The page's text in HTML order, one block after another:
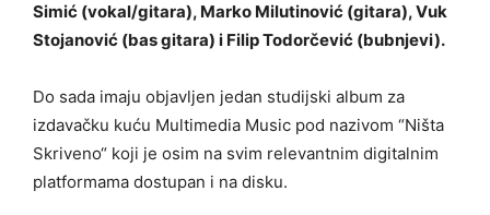
Simić (vokal/gitara), Marko Milutinović (gitara), Vuk
Stojanović (bas gitara) i Filip Todorčević (bubnjevi).
Do sada imaju objavljen jedan studijski album za
izdavačku kuću Multimedia Music pod nazivom “Ništa
Skriveno“ koji je osim na svim relevantnim digitalnim
platformama dostupan i na disku.